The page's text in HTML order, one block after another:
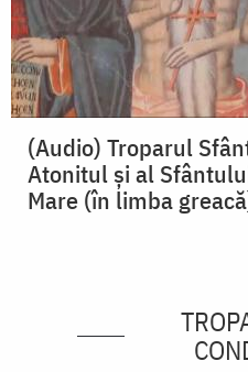
(Audio) Troparul
Atonitul și al
Mare (în limba